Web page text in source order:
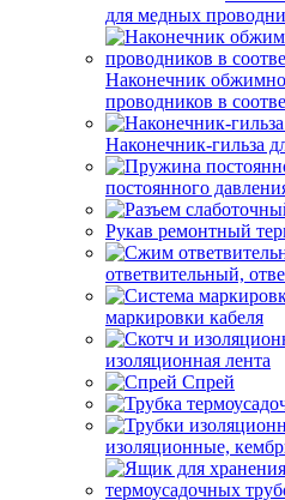
для медных
Наконечник
проводников в
Наконечник-гильза
постоянного
Рукав ремонтный
ответвительный,
маркировки кабеля
изоляционная лента
Спрей
изоляционные,